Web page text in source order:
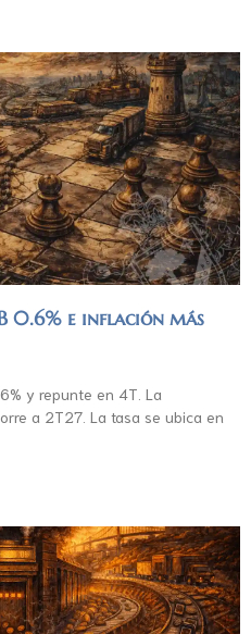
0.6% e inflación más
y repunte en 4T. La
a 2T27. La tasa se ubica en